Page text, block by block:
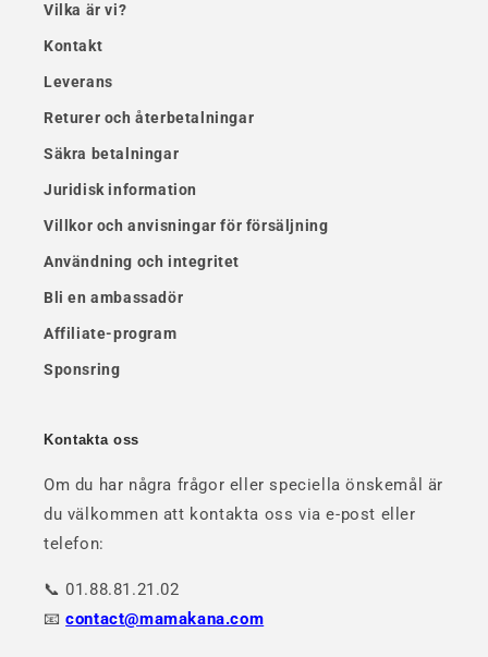
Vilka är vi?
Kontakt
Leverans
Returer och återbetalningar
Säkra betalningar
Juridisk information
Villkor och anvisningar för försäljning
Användning och integritet
Bli en ambassadör
Affiliate-program
Sponsring
Kontakta oss
Om du har några frågor eller speciella önskemål är
du välkommen att kontakta oss via e-post eller
telefon:
📞 01.88.81.21.02
📧contact@mamakana.com